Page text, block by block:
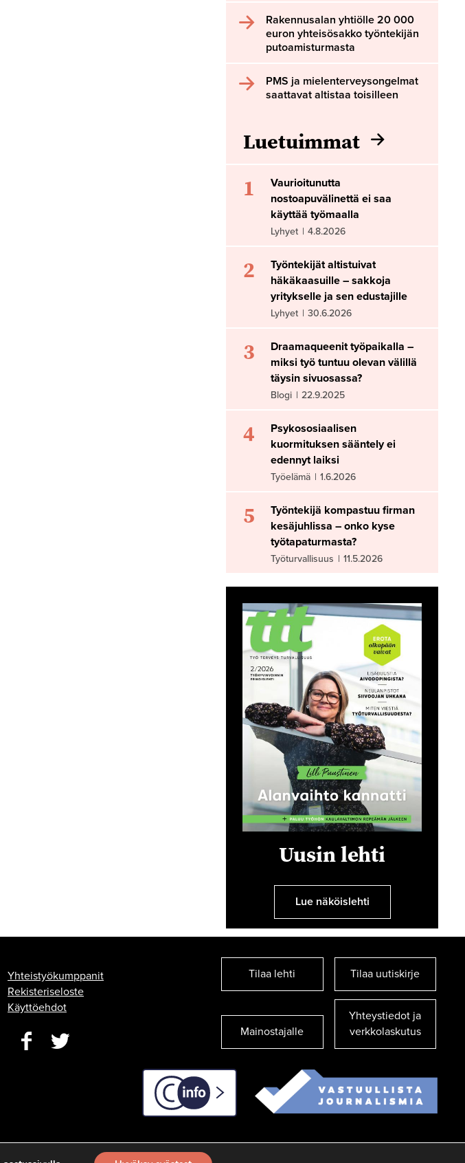
Rakennusalan yhtiölle 20 000
euron yhteisösakko työntekijän
putoamisturmasta
PMS ja mielenterveysongelmat
saattavat altistaa toisilleen
Luetuimmat
1
Vaurioitunutta
nostoapuvälinettä ei saa
käyttää työmaalla
Lyhyet | 4.8.2026
2
Työntekijät altistuivat
häkäkaasuille – sakkoja
yritykselle ja sen edustajille
Lyhyet | 30.6.2026
3
Draamaqueenit työpaikalla –
miksi työ tuntuu olevan välillä
täysin sivuosassa?
Blogi | 22.9.2025
4
Psykososiaalisen
kuormituksen sääntely ei
edennyt laiksi
Työelämä | 1.6.2026
5
Työntekijä kompastuu firman
kesäjuhlissa – onko kyse
työtapaturmasta?
Työturvallisuus | 11.5.2026
Uusin lehti
Lue näköislehti
Yhteistyökumppanit
Rekisteriseloste
Käyttöehdot
Tilaa lehti Tilaa uutiskirje
Mainostajalle
Yhteystiedot ja
verkkolaskutus
C-info